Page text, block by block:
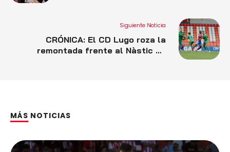
Siguiente Noticia
CRÓNICA: El CD Lugo roza la
remontada frente al Nàstic de
MÁS NOTICIAS